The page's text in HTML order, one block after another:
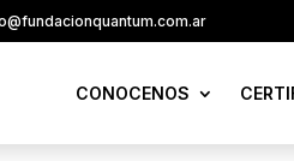
CONOCENOS